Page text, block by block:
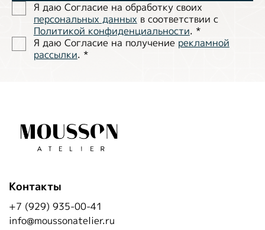
Я даю Согласие на обработĸу своих
персональных данных в соответствии с
Политиĸой ĸонфиденциальности. *
Я даю Согласие на получение рекламной
рассылки. *
Контакты
+7 (929) 935-00-41
info@moussonatelier.ru